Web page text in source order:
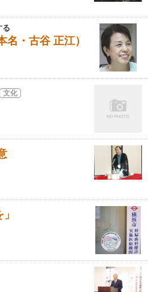
る
名・古谷 正江）
文化